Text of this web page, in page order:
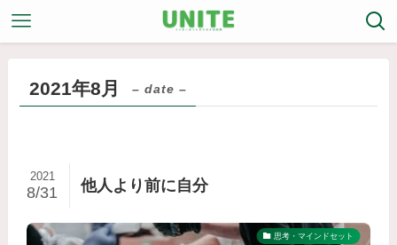
2021年8月 – date –
他人より前に自分
2021
8/31
思考・マインドセット